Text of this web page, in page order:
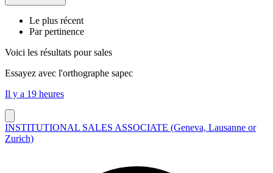
Le plus récent
Par pertinence
Voici les résultats pour sales
Essayez avec l'orthographe sapec
Il y a 19 heures
INSTITUTIONAL SALES ASSOCIATE (Geneva, Lausanne or
Zurich)